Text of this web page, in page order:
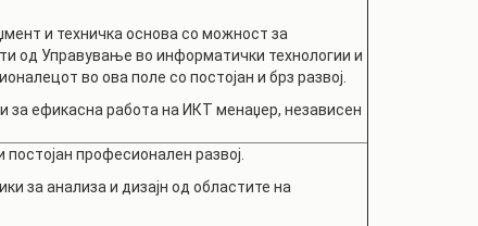
и техничка основа со можност за
од Управување во информатички технологии и
во ова поле со постојан и брз развој.
ефикасна работа на ИКТ менаџер, независен
професионален развој.
за анализа и дизајн од областите на